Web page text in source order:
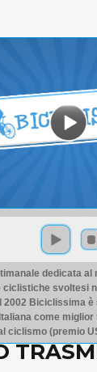
dedicata al
ciclistiche svoltesi
2002 Biciclissima è
come
ciclismo (premio